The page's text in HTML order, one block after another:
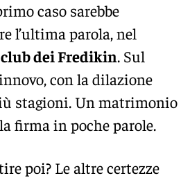
caso sarebbe
l’ultima parola, nel
club dei Fredikin. Sul
con la dilazione
stagioni. Un matrimonio
firma in poche parole.
poi? Le altre certezze